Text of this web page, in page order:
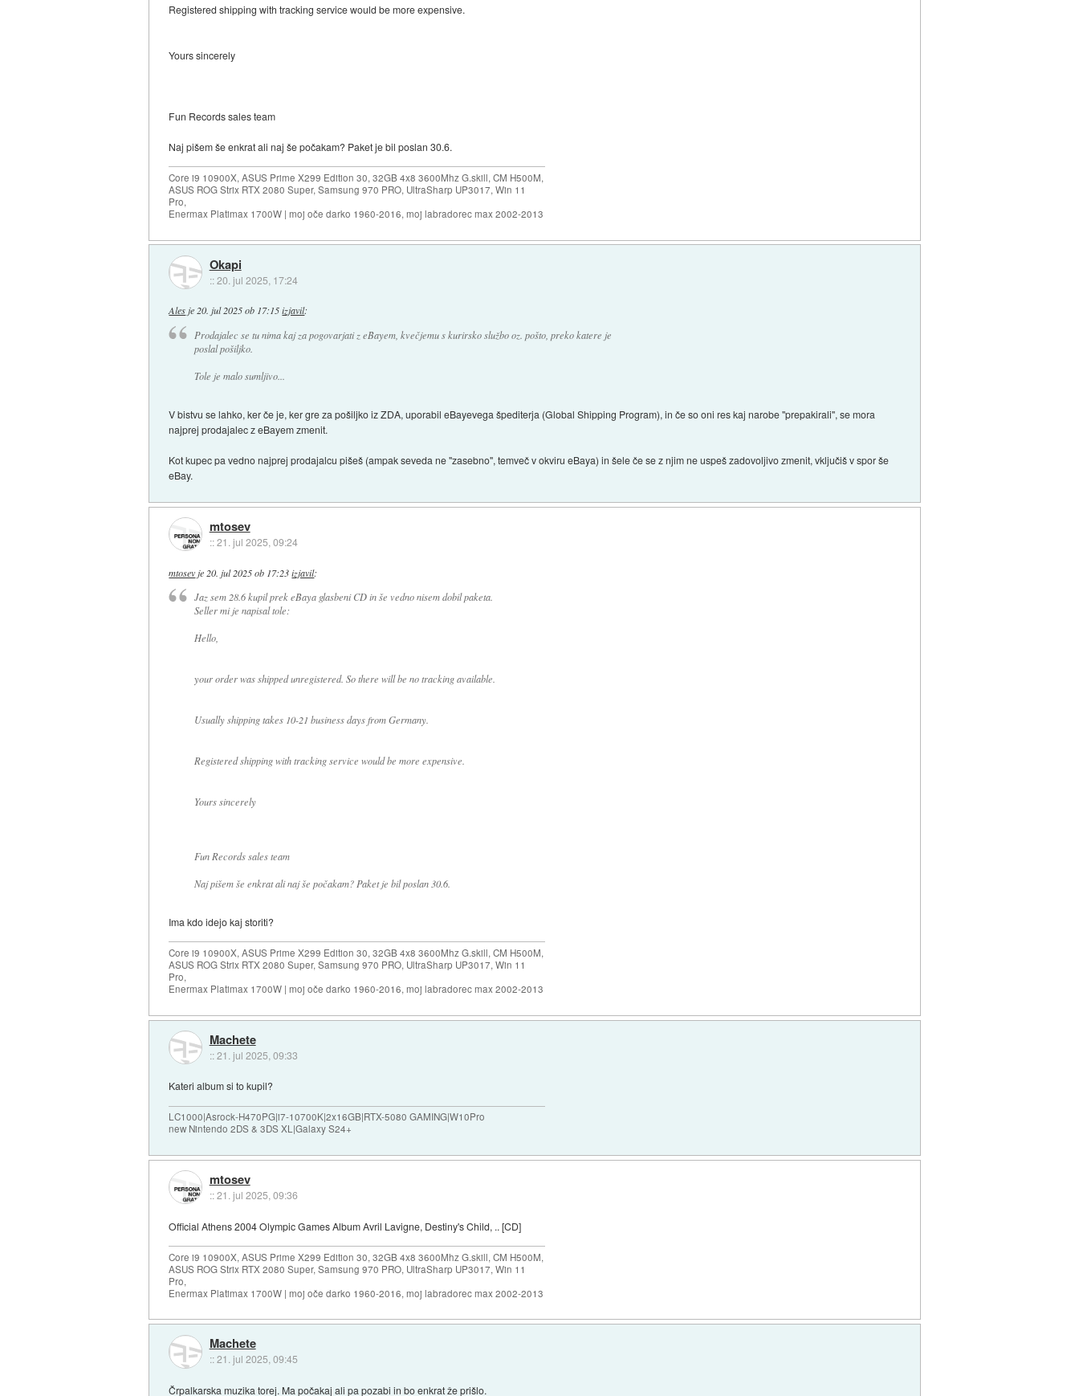
Registered shipping with tracking service would be more expensive.
Yours sincerely
Fun Records sales team
Naj pišem še enkrat ali naj še počakam? Paket je bil poslan 30.6.
Core i9 10900X, ASUS Prime X299 Edition 30, 32GB 4x8 3600Mhz G.skill, CM H500M,
ASUS ROG Strix RTX 2080 Super, Samsung 970 PRO, UltraSharp UP3017, Win 11
Pro,
Enermax Platimax 1700W | moj oče darko 1960-2016, moj labradorec max 2002-2013
Okapi
::20. jul 2025, 17:24
Alesje20. jul 2025 ob 17:15 izjavil:
Prodajalec se tu nima kaj za pogovarjati z eBayem, kvečjemu s kurirsko službo oz. pošto, preko katere je
poslal pošiljko.
Tole je malo sumljivo...
V bistvu se lahko, ker če je, ker gre za pošiljko iz ZDA, uporabil eBayevega špediterja (Global Shipping Program), in če so oni res kaj narobe "prepakirali", se mora
najprej prodajalec z eBayem zmenit.
Kot kupec pa vedno najprej prodajalcu pišeš (ampak seveda ne "zasebno", temveč v okviru eBaya) in šele če se z njim ne uspeš zadovoljivo zmenit, vključiš v spor še
eBay.
mtosev
::21. jul 2025, 09:24
mtosev je 20. jul 2025 ob 17:23 izjavil:
Jaz sem 28.6 kupil prek eBaya glasbeni CD in še vedno nisem dobil paketa.
Seller mi je napisal tole:
Hello,
your order was shipped unregistered. So there will be no tracking available.
Usually shipping takes 10-21 business days from Germany.
Registered shipping with tracking service would be more expensive.
Yours sincerely
Fun Records sales team
Naj pišem še enkrat ali naj še počakam? Paket je bil poslan 30.6.
Ima kdo idejo kaj storiti?
Core i9 10900X, ASUS Prime X299 Edition 30, 32GB 4x8 3600Mhz G.skill, CM H500M,
ASUS ROG Strix RTX 2080 Super, Samsung 970 PRO, UltraSharp UP3017, Win 11
Pro,
Enermax Platimax 1700W | moj oče darko 1960-2016, moj labradorec max 2002-2013
Machete
::21. jul 2025, 09:33
Kateri album si to kupil?
LC1000|Asrock-H470PG|i7-10700K|2x16GB|RTX-5080 GAMING|W10Pro
new Nintendo 2DS & 3DS XL|Galaxy S24+
mtosev
::21. jul 2025, 09:36
Official Athens 2004 Olympic Games Album Avril Lavigne, Destiny's Child, .. [CD]
Core i9 10900X, ASUS Prime X299 Edition 30, 32GB 4x8 3600Mhz G.skill, CM H500M,
ASUS ROG Strix RTX 2080 Super, Samsung 970 PRO, UltraSharp UP3017, Win 11
Pro,
Enermax Platimax 1700W | moj oče darko 1960-2016, moj labradorec max 2002-2013
Machete
::21. jul 2025, 09:45
Črpalkarska muzika torej. Ma počakaj ali pa pozabi in bo enkrat že prišlo.